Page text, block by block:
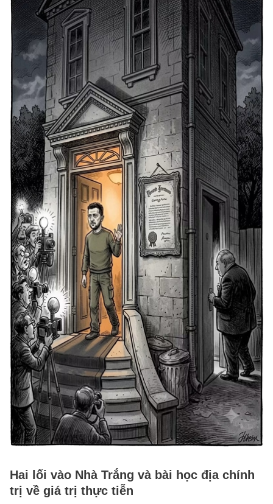
Hai lối vào Nhà Trắng và bài học địa chính
trị về giá trị thực tiễn